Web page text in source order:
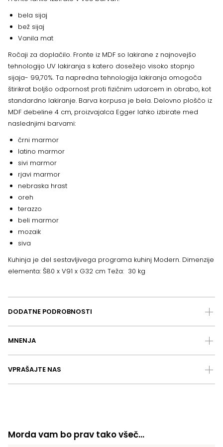
bela sijaj
bež sijaj
Vanila mat
Ročaji za doplačilo. Fronte iz MDF so lakirane z najnovejšo
tehnologijo UV lakiranja s katero dosežejo visoko stopnjo
sijaja- 99,70%. Ta napredna tehnologija lakiranja omogoča
štirikrat boljšo odpornost proti fizičnim udarcem in obrabo, kot
standardno lakiranje. Barva korpusa je bela. Delovno ploščo iz
MDF debeline 4 cm, proizvajalca Egger lahko izbirate med
naslednjimi barvami:
črni marmor
latino marmor
sivi marmor
rjavi marmor
nebraska hrast
oreh
terazzo
beli marmor
mozaik
siva
Kuhinja je del sestavljivega programa kuhinj Modern. Dimenzije
elementa: Š80 x V91 x G32 cm Teža: 30 kg
DODATNE PODROBNOSTI
MNENJA
VPRAŠAJTE NAS
Morda vam bo prav tako všeč…